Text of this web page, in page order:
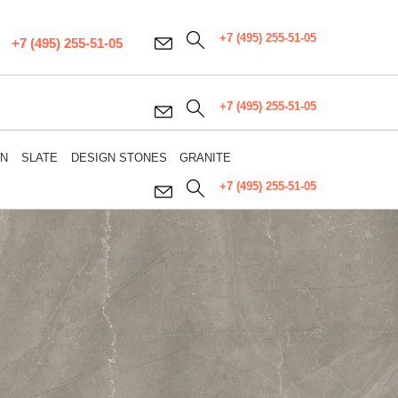
SLATE DESIGN STONES GRANITE
+7 (495) 255-51-05
+7 (495) 255-51-05
+7 (495) 255-51-05 +7 (495) 255-51-05